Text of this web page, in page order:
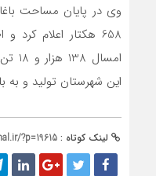
وی در پایان مساحت
658 هکتار اعلام
این شهرستان تولید و به
لینک کوتاه : ?p=19615